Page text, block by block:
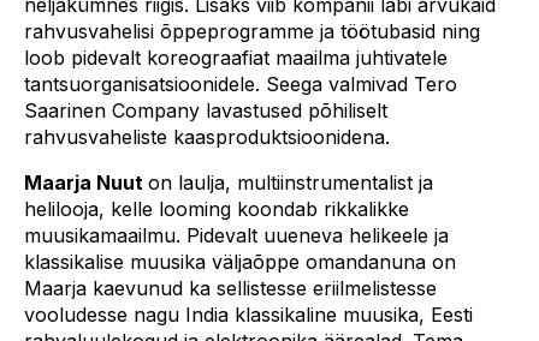
rahvusvahelisi õppeprogramme ja töötubasid ning
loob pidevalt koreograafiat maailma juhtivatele
tantsuorganisatsioonidele. Seega valmivad Tero
Saarinen Company lavastused põhiliselt
rahvusvaheliste kaasproduktsioonidena.
Maarja Nuut on laulja, multiinstrumentalist ja
helilooja, kelle looming koondab rikkalikke
muusikamaailmu. Pidevalt uueneva helikeele ja
klassikalise muusika väljaõppe omandanuna on
Maarja kaevunud ka sellistesse eriilmelistesse
vooludesse nagu India klassikaline muusika, Eesti